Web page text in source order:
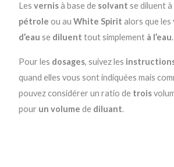
Les vernisà base de solvant se diluent à
pétrole ou au White Spirit alors que les
d’eau se diluent tout simplement à l’eau.
Pour les dosages, suivez les
quand elles vous sont indiquées mais
pouvez considérer un ratio de trois
pour un volume de diluant.